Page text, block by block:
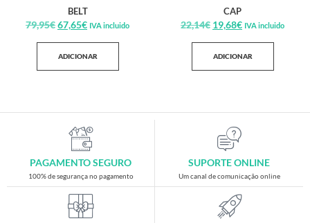
BELT
79,95€67,65€ IVA incluido
ADICIONAR
CAP
22,14€ 19,68€ IVA incluido
ADICIONAR
PAGAMENTO SEGURO
100% de segurança no pagamento
SUPORTE ONLINE
Um canal de comunicação online